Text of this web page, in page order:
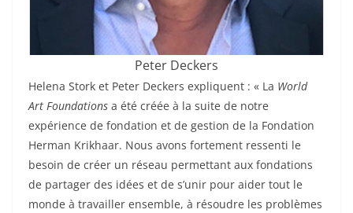
Peter Deckers
Helena Stork et Peter Deckers expliquent : « La World
Art Foundations a été créée à la suite de notre
expérience de fondation et de gestion de la Fondation
Herman Krikhaar. Nous avons fortement ressenti le
besoin de créer un réseau permettant aux fondations
de partager des idées et de s’unir pour aider tout le
monde à travailler ensemble, à résoudre les problèmes